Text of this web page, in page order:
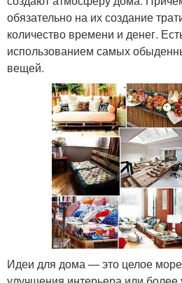
обязательно на их создание
количество времени и денег.
использованием самых
вещей.
Идеи для дома — это целое